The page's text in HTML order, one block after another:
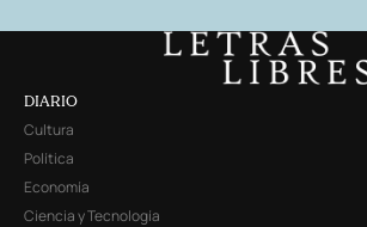
DIARIO
Cultura
Política
Economía
Ciencia y Tecnología